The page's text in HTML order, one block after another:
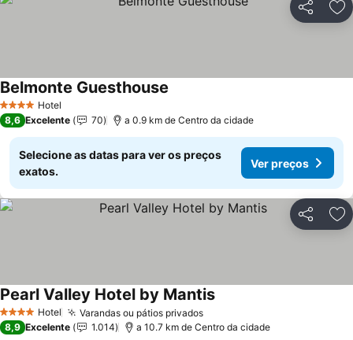
Partilhar
4 EstrelasHotel
Belmonte Guesthouse
8,6 Excelente 70 a 0.9 km de Centro da cidade
Selecione as datas para ver os preços
exatos.
Ver preços
Partilhar
4 EstrelasHotel Varandas ou pátios privadosVer preços
Pearl Valley Hotel by MantisVer preços
8,9 Excelente 1.014 a 10.7 km de Centro da cidade